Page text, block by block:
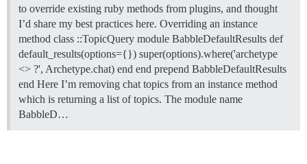
to override existing ruby methods from plugins, and thought
I’d share my best practices here. Overriding an instance
method class ::TopicQuery module BabbleDefaultResults def
default_results(options={}) super(options).where('archetype
<> ?', Archetype.chat) end end prepend BabbleDefaultResults
end Here I’m removing chat topics from an instance method
which is returning a list of topics. The module name
BabbleD…